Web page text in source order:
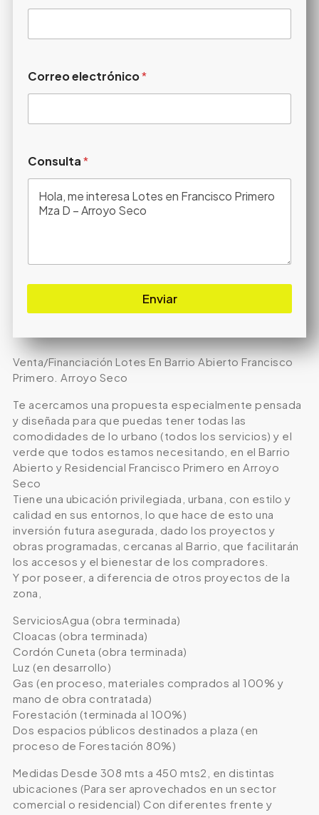
Correo electrónico*
Consulta*
Enviar
Venta/Financiación Lotes En Barrio Abierto Francisco
Primero. Arroyo Seco
Te acercamos una propuesta especialmente pensada
y diseñada para que puedas tener todas las
comodidades de lo urbano (todos los servicios) y el
verde que todos estamos necesitando, en el Barrio
Abierto y Residencial Francisco Primero en Arroyo
Seco
Tiene una ubicación privilegiada, urbana, con estilo y
calidad en sus entornos, lo que hace de esto una
inversión futura asegurada, dado los proyectos y
obras programadas, cercanas al Barrio, que facilitarán
los accesos y el bienestar de los compradores.
Y por poseer, a diferencia de otros proyectos de la
zona,
ServiciosAgua (obra terminada)
Cloacas (obra terminada)
Cordón Cuneta (obra terminada)
Luz (en desarrollo)
Gas (en proceso, materiales comprados al 100% y
mano de obra contratada)
Forestación (terminada al 100%)
Dos espacios públicos destinados a plaza (en
proceso de Forestación 80%)
Medidas Desde 308 mts a 450 mts2, en distintas
ubicaciones (Para ser aprovechados en un sector
comercial o residencial) Con diferentes frente y